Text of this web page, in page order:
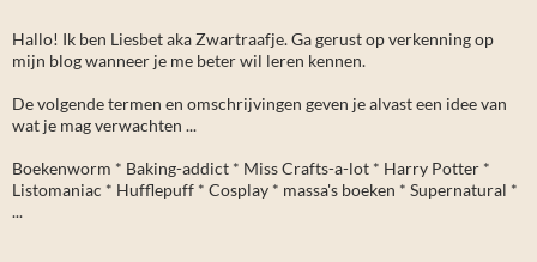
Hallo! Ik ben Liesbet aka Zwartraafje. Ga gerust op verkenning op
mijn blog wanneer je me beter wil leren kennen.
De volgende termen en omschrijvingen geven je alvast een idee van
wat je mag verwachten ...
Boekenworm * Baking-addict * Miss Crafts-a-lot * Harry Potter *
Listomaniac * Hufflepuff * Cosplay * massa's boeken * Supernatural *
...